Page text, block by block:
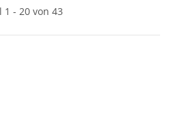
1 - 20 von 43